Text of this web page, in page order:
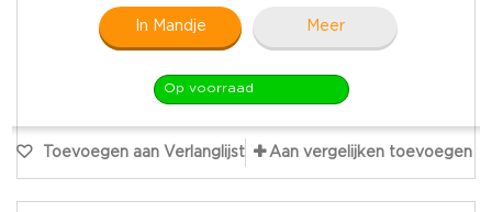
In Mandje Meer
Op voorraad
Toevoegen aan Verlanglijst Aan vergelijken toevoegen